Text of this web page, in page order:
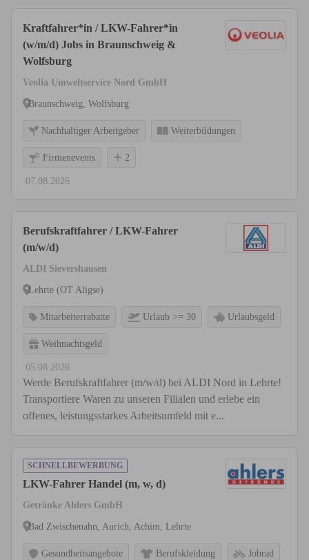
Kraftfahrer*in / LKW-Fahrer*in
(w/m/d) Jobs in Braunschweig &
Wolfsburg
Veolia Umweltservice Nord GmbH
Braunschweig, Wolfsburg
Nachhaltiger Arbeitgeber Weiterbildungen
Firmenevents 2
07.08.2026
Berufskraftfahrer / LKW-Fahrer
(m/w/d)
ALDI Sievershausen
Lehrte (OT Aligse)
Mitarbeiterrabatte Urlaub >= 30 Urlaubsgeld
Weihnachtsgeld
05.08.2026
Werde Berufskraftfahrer (m/w/d) bei ALDI Nord in Lehrte!
Transportiere Waren zu unseren Filialen und erlebe ein
offenes, leistungsstarkes Arbeitsumfeld mit e...
SCHNELLBEWERBUNG
LKW-Fahrer Handel (m, w, d)
Getränke Ahlers GmbH
Bad Zwischenahn, Aurich, Achim, Lehrte
Gesundheitsangebote Berufskleidung Jobrad